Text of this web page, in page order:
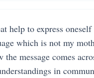
help to express
which is not my
the message comes
in